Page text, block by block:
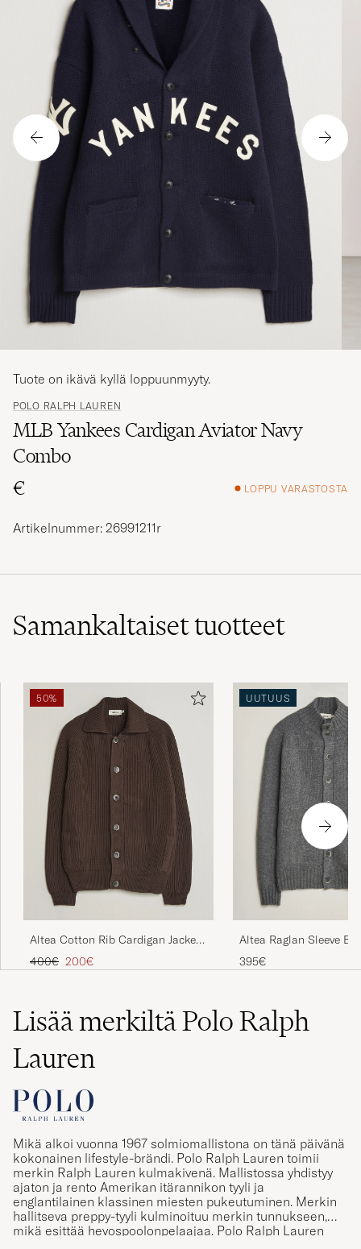
POLO RALPH LAUREN
MLB Yankees Cardigan Aviator Navy
Combo
€
LOPPU VARASTOSTA
Tuote on ikävä kyllä loppuunmyyty.
Artikelnummer: 26991211r
Samankaltaisettuotteet
50%
Altea Cotton Rib Cardigan Jacket
Dark Brown
Tavallinen hinta
400€ Alennettu hinta
200€
UUTUUS
Altea Raglan Sleeve
Cardigan Grey Melange
395€
Lisää merkiltä Polo Ralph
Lauren
Mikä alkoi vuonna 1967 solmiomallistona on tänä päivänä
kokonainen lifestyle-brändi. Polo Ralph Lauren toimii
merkin Ralph Lauren kulmakivenä. Mallistossa yhdistyy
ajaton ja rento Amerikan itärannikon tyyli ja
englantilainen klassinen miesten pukeutuminen. Merkin
hallitseva preppy-tyyli kulminoituu merkin tunnukseen,
mikä esittää hevospoolonpelaajaa. Polo Ralph Lauren
tunnus tunnetaankin maailmanlaajuisesti ja merkki toimii